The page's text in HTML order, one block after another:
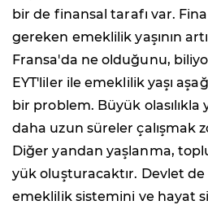
bir de finansal tarafı var.
gereken emeklilik yaşının
Fransa'da ne olduğunu,
EYT'liler ile emeklilik yaşı
bir problem. Büyük
daha uzun süreler çalışmak
Diğer yandan yaşlanma,
yük oluşturacaktır. Devlet
emeklilik sistemini ve hayat